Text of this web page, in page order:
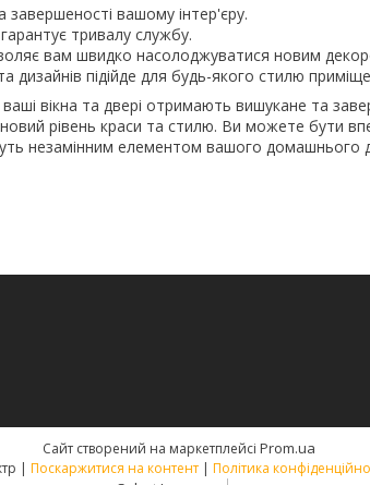
завершеності вашому інтер'єру.
тривалу службу.
вам швидко насолоджуватися новим
дизайнів підійде для будь-якого стилю
вікна та двері отримають вишукане та
рівень краси та стилю. Ви можете бути
незамінним елементом вашого домашнього
Сайт створений на маркетплейсі Prom.ua
Спектр | Поскаржитися на контент | Політика